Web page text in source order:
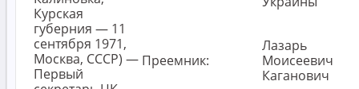
Преемник:
Лазарь
Моисеевич
Каганович
Курская
губерния — 11
сентября 1971,
Москва, СССР) —
Первый